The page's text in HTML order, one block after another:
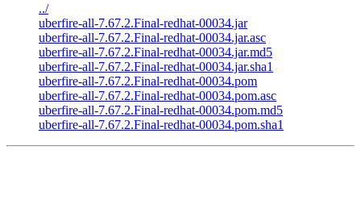
../
uberfire-all-7.67.2.Final-redhat-00034.jar
uberfire-all-7.67.2.Final-redhat-00034.jar.asc
uberfire-all-7.67.2.Final-redhat-00034.jar.md5
uberfire-all-7.67.2.Final-redhat-00034.jar.sha1
uberfire-all-7.67.2.Final-redhat-00034.pom
uberfire-all-7.67.2.Final-redhat-00034.pom.asc
uberfire-all-7.67.2.Final-redhat-00034.pom.md5
uberfire-all-7.67.2.Final-redhat-00034.pom.sha1